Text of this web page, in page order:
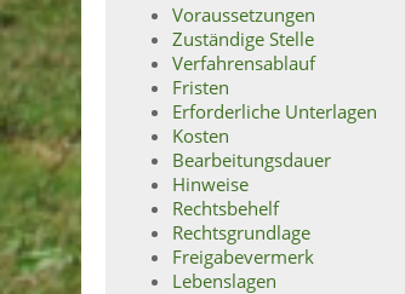
Voraussetzungen
Zuständige Stelle
Verfahrensablauf
Fristen
Erforderliche Unterlagen
Kosten
Bearbeitungsdauer
Hinweise
Rechtsbehelf
Rechtsgrundlage
Freigabevermerk
Lebenslagen